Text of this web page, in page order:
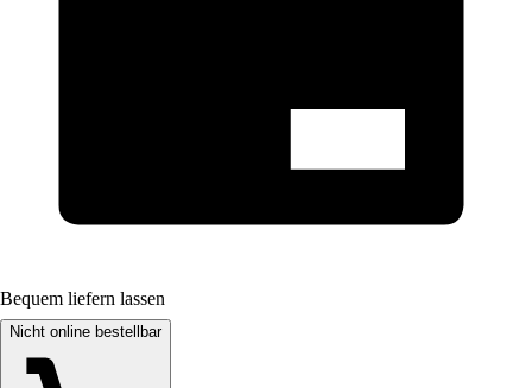
Bequem liefern lassen
Nicht online bestellbar